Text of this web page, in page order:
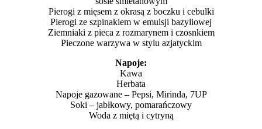
Pierogi z mięsem z okrasą z boczku i cebulki
Pierogi ze szpinakiem w emulsji bazyliowej
Ziemniaki z pieca z rozmarynem i czosnkiem
Pieczone warzywa w stylu azjatyckim
Napoje:
Kawa
Herbata
Napoje gazowane – Pepsi, Mirinda, 7UP
Soki – jabłkowy, pomarańczowy
Woda z miętą i cytryną